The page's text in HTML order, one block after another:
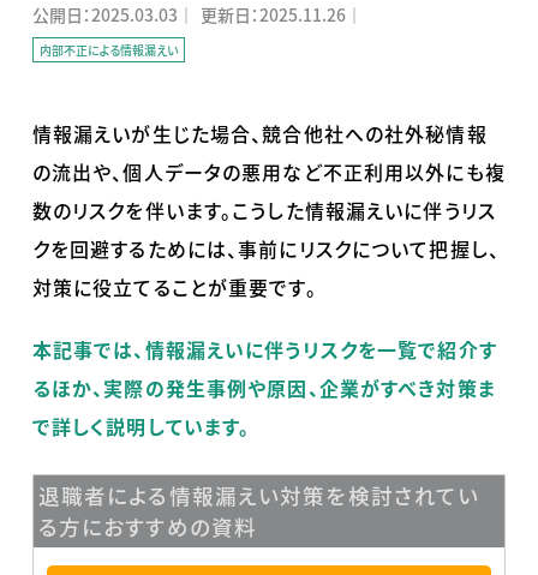
公開日：2025.03.03 ｜ 更新日：2025.11.26 ｜
内部不正による情報漏えい
情報漏えいが生じた場合、競合他社への社外秘情報
の流出や、個人データの悪用など不正利用以外にも複
数のリスクを伴います。こうした情報漏えいに伴うリス
クを回避するためには、事前にリスクについて把握し、
対策に役立てることが重要です。
本記事では、情報漏えいに伴うリスクを一覧で紹介す
るほか、実際の発生事例や原因、企業がすべき対策ま
で詳しく説明しています。
退職者による情報漏えい対策を検討されてい
る方におすすめの資料